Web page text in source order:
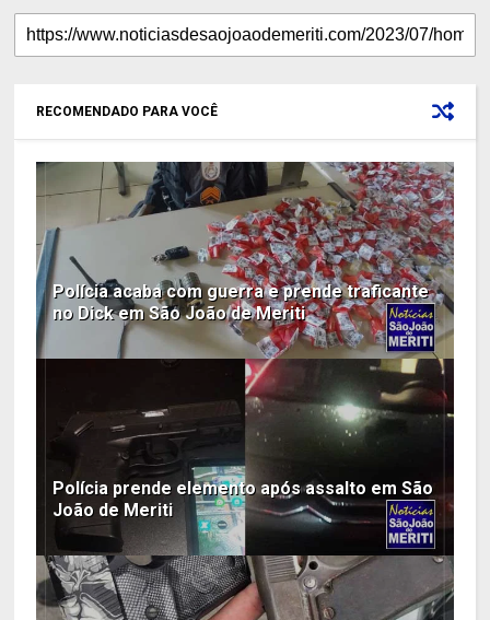
RECOMENDADO PARA VOCÊ
Polícia acaba com guerra e prende traficante
no Dick em São João de Meriti
Polícia prende elemento após assalto em São
João de Meriti